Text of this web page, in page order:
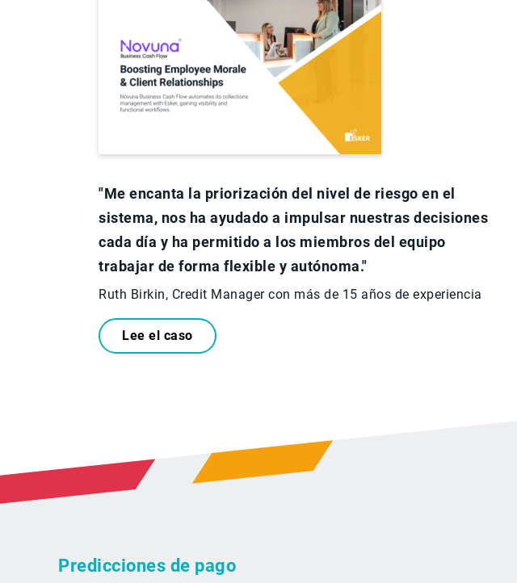
"Me encanta la priorización del nivel de riesgo en el
sistema, nos ha ayudado a impulsar nuestras decisiones
cada día y ha permitido a los miembros del equipo
trabajar de forma flexible y autónoma."
Ruth Birkin, Credit Manager con más de 15 años de experiencia
Lee el caso
Predicciones de pago